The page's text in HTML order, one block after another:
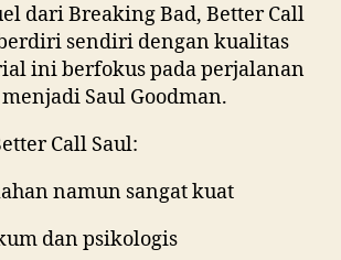
dari Breaking Bad, Better Call
sendiri dengan kualitas
ini berfokus pada perjalanan
Saul Goodman.
Call Saul:
namun sangat kuat
dan psikologis